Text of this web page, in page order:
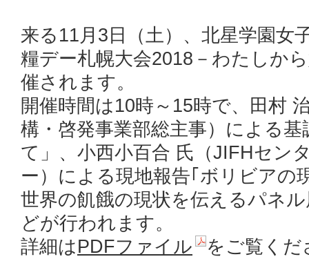
来る11月3日（土）、北星学園女
糧デー札幌大会2018－わたしか
催されます。
開催時間は10時～15時で、田村
構・啓発事業部総主事）による
て」、小西小百合 氏（JIFHセン
ー）による現地報告｢ボリビアの
世界の飢餓の現状を伝えるパネ
どが行われます。
詳細はPDFファイル
をご覧くだ